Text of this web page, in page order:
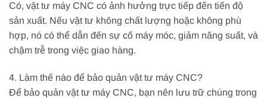
Có, vật tư máy CNC có ảnh hưởng trực tiếp đến tiến độ
sản xuất. Nếu vật tư không chất lượng hoặc không phù
hợp, nó có thể dẫn đến sự cố máy móc, giảm năng suất, và
chậm trễ trong việc giao hàng.
4. Làm thế nào để bảo quản vật tư máy CNC?
Để bảo quản vật tư máy CNC, bạn nên lưu trữ chúng trong